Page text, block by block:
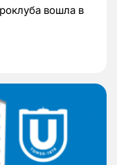
вошла в